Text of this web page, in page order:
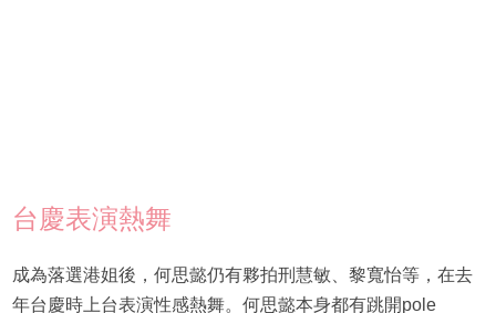
台慶表演熱舞
成為落選港姐後，何思懿仍有夥拍刑慧敏、黎寬怡等，在去
年台慶時上台表演性感熱舞。何思懿本身都有跳開pole